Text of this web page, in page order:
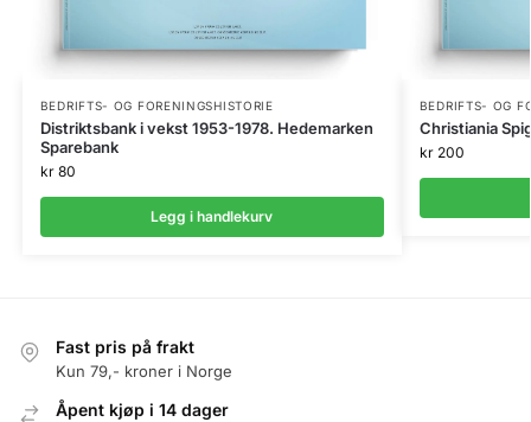
BEDRIFTS- OG FORENINGSHISTORIE
Distriktsbank i vekst 1953-1978. Hedemarken
Sparebank
kr80
Legg i handlekurv
BEDRIFTS- OG
Christiania
kr200
Fast pris på frakt
Kun 79,- kroner i Norge
Åpent kjøp i 14 dager